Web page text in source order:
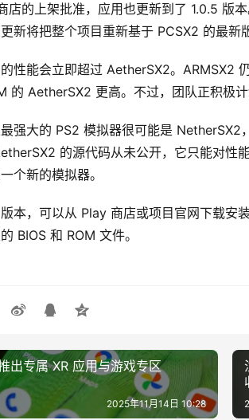
店的上架批准，应用也更新到了 1.0.5 版
新将把整个项目重新基于 PCSX2 的最新
性能会立即超过 AetherSX2。ARMSX2
的 AetherSX2 更高。不过，团队正积极
强大的 PS2 模拟器很可能是
的源代码从未公开，它只能对性
个新的模拟器。
本，可以从 Play 商店或项目官网下载安
BIOS 和 ROM 文件。
出专属 XR 应用与游戏专区
2025年11月14日 10:28